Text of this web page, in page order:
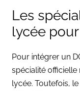
Les
lycée
Pour intégrer un
spécialité officielle
lycée. Toutefois,